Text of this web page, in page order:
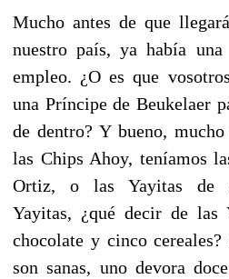
Mucho antes de que
nuestro país, ya había
empleo. ¿O es que
una Príncipe de Beukelaer
de dentro? Y bueno,
las Chips Ahoy, teníamos
Ortiz, o las Yayitas de
Yayitas, ¿qué decir de las
chocolate y cinco
son sanas, uno devora